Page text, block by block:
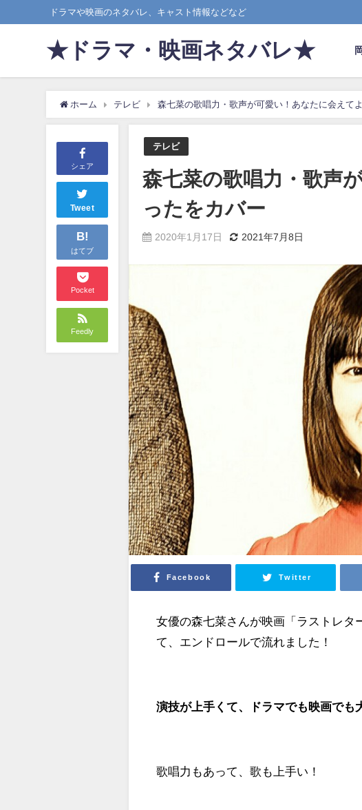
ドラマや映画のネタバレ、キャスト情報などなど
★ドラマ・映画ネタバレ★
ホーム テレビ 森七菜の歌唱力・歌声が可愛い！あなたに会えて
シェア
Tweet
B!
はてブ
Pocket
Feedly
テレビ
森七菜の歌唱力・歌声
ったをカバー
2020年1月17日 2021年7月8日
Facebook Twitter
女優の森七菜さんが映画「ラストレタ
て、エンドロールで流れました！
演技が上手くて、ドラマでも映画でも
歌唱力もあって、歌も上手い！